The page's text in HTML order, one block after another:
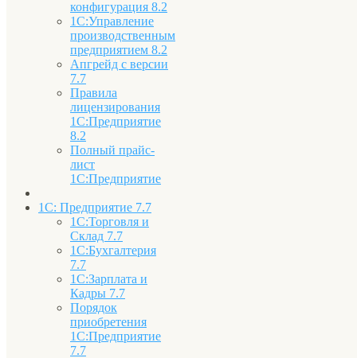
конфигурация 8.2
1С:Управление
производственным
предприятием 8.2
Апгрейд с версии
7.7
Правила
лицензирования
1С:Предприятие
8.2
Полный прайс-
лист
1С:Предприятие
1С: Предприятие 7.7
1С:Торговля и
Склад 7.7
1С:Бухгалтерия
7.7
1С:Зарплата и
Кадры 7.7
Порядок
приобретения
1С:Предприятие
7.7